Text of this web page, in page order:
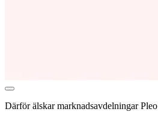
Därför älskar marknadsavdelningar Pleo